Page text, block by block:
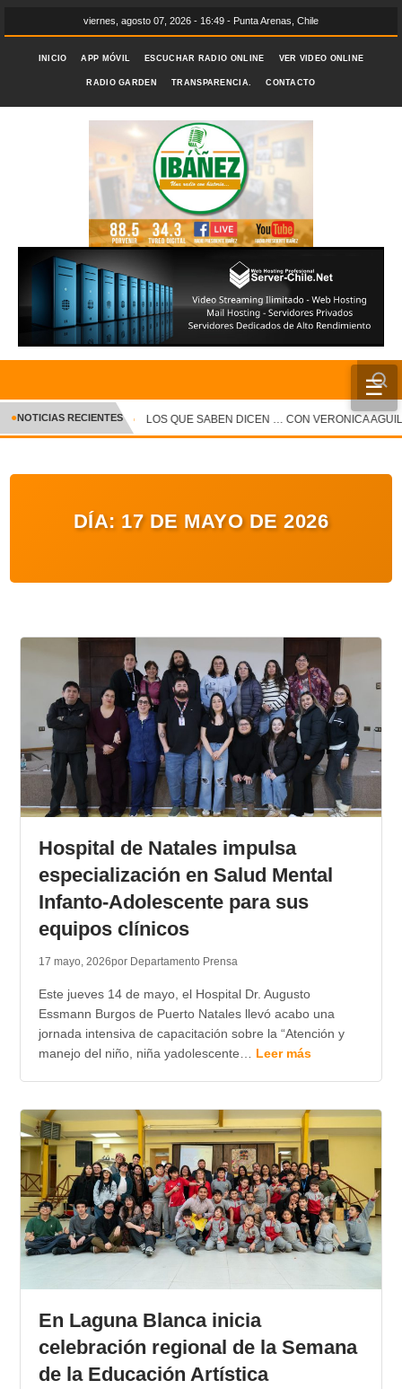
viernes, agosto 07, 2026 - 16:49 - Punta Arenas, Chile
INICIO APP MÓVIL ESCUCHAR RADIO ONLINE VER VIDEO ONLINE
RADIO GARDEN TRANSPARENCIA. CONTACTO
☰
INICIO
CRÓNICA
ENTRETENIMIENTO Y CULTURA
AUDIOS
VIDEOS
GALERIA DE FOTOS
APP MÓVIL
●NOTICIAS RECIENTES LOS QUE SABEN DICEN … CON VERONICA
DÍA: 17 DE MAYO DE 2026
Hospital de Natales impulsa
especialización en Salud Mental
Infanto-Adolescente para sus
equipos clínicos
17 mayo, 2026por Departamento Prensa
Este jueves 14 de mayo, el Hospital Dr. Augusto
Essmann Burgos de Puerto Natales llevó acabo una
jornada intensiva de capacitación sobre la “Atención y
manejo del niño, niña yadolescente… Leer más
En Laguna Blanca inicia
celebración regional de la Semana
de la Educación Artística